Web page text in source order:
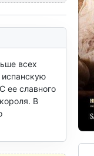
всех
испанскую
ее славного
В